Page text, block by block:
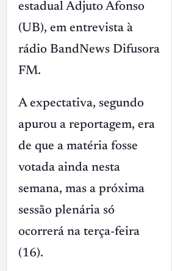
estadual Adjuto Afonso
(UB), em entrevista à
rádio BandNews Difusora
FM.
A expectativa, segundo
apurou a reportagem, era
de que a matéria fosse
votada ainda nesta
semana, mas a próxima
sessão plenária só
ocorrerá na terça-feira
(16).